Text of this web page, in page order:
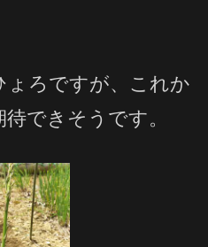
ろですが、これか
できそうです。